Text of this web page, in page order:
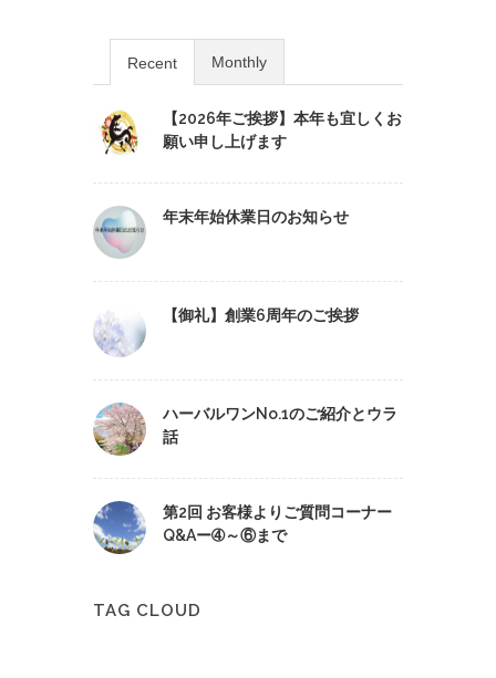
Recent Monthly
【2026年ご挨拶】本年も宜しくお
願い申し上げます
年末年始休業日のお知らせ
【御礼】創業6周年のご挨拶
ハーバルワンNo.1のご紹介とウラ
話
第2回 お客様よりご質問コーナー
Q&Aー➃～⑥まで
TAG CLOUD